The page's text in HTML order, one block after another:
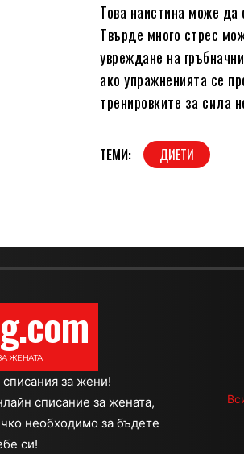
Това наистина може да
Твърде много стрес
увреждане на
ако упражненията се
тренировките за сила
ТЕМИ: ДИЕТИ
ЖЕНАТА
за жени!
списание за жената,
необходимо за бъдете
си!